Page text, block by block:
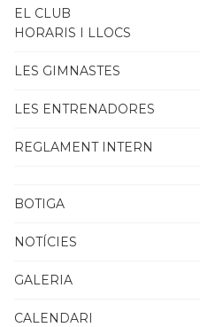
EL CLUB
HORARIS I LLOCS
LES GIMNASTES
LES ENTRENADORES
REGLAMENT INTERN
BOTIGA
NOTÍCIES
GALERIA
CALENDARI